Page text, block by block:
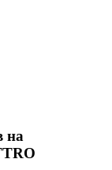
на